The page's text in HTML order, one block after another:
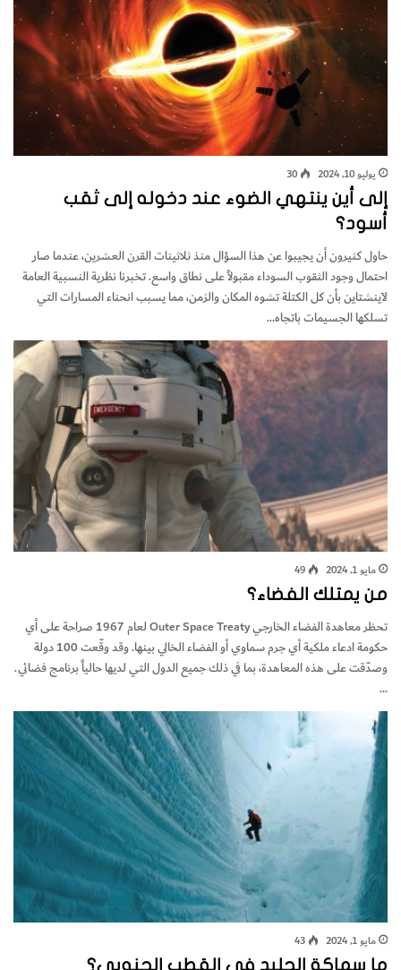
يوليو 10, 2024 30
إلى أين ينتهي الضوء عند دخوله إلى ثقب
أسود؟
‬تسلكها‭ ‬الجسيمات‭ ‬باتجاه‭…
مايو 1, 2024 49
من يمتلك الفضاء؟
‬وصدّقت‭ ‬على‭ ‬هذه‭ ‬المعاهدة،‭ ‬بما‭ ‬في‭ ‬ذلك‭ ‬جميع‭ ‬الدول‭ ‬التي‭ ‬لديها‭ ‬حالياً‭ ‬برنامج‭ ‬فضائي.
…
مايو 1, 2024 43
ما سماكة الجليد في القطب الجنوبي؟